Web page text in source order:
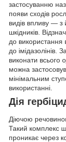
застосуванню
появи сходів
видів впливу — з
шкідників.
до використання
до імідазолінів.
виконати всього
можна
мінімальним
використанні.
Дія
Діючою
Такий комплекс
проникає через